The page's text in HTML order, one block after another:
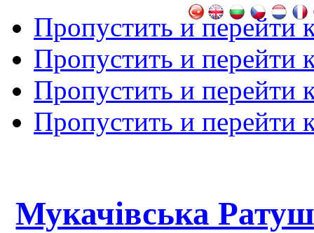
Пропустить и перейти
Пропустить и перейти
Пропустить и перейти
Пропустить и перейти
Мукачівська